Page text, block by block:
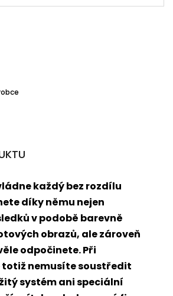
každý bez rozdílu
díky němu nejen
v podobě barevně
obrazů, ale zároveň
odpočinete. Při
totiž nemusíte soustředit
systém ani speciální